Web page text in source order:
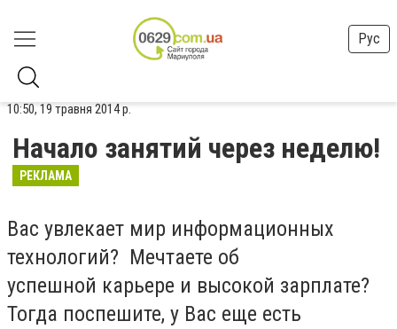
Рус
10:50, 19 травня 2014 р.
Начало занятий через неделю!
РЕКЛАМА
Вас увлекает мир информационных
технологий? Мечтаете об
успешной карьере и высокой зарплате?
Тогда поспешите, у Вас еще есть